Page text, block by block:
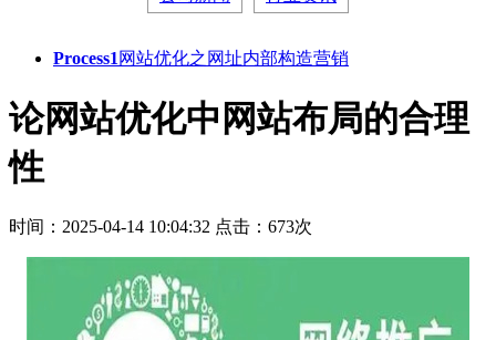
Process1 网站优化之网址内部构造营销
论网站优化中网站布局的合理
性
时间：2025-04-14 10:04:32 点击：673次